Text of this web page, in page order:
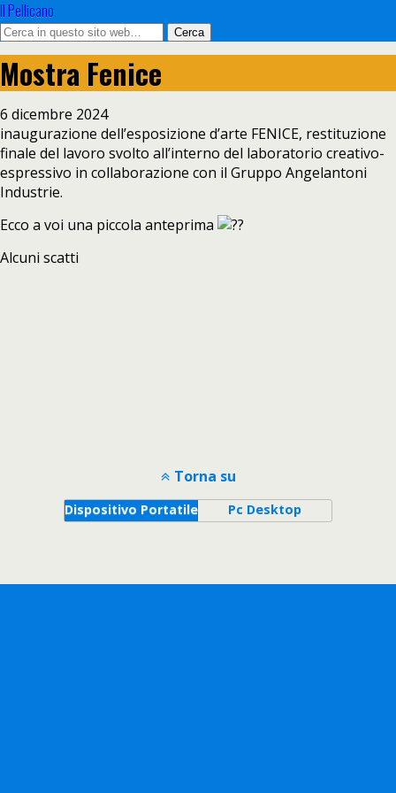
Il Pellicano
Mostra Fenice
6 dicembre 2024
inaugurazione dell’esposizione d’arte FENICE, restituzione
finale del lavoro svolto all’interno del laboratorio creativo-
espressivo in collaborazione con il Gruppo Angelantoni
Industrie.
Ecco a voi una piccola anteprima
Alcuni scatti
Torna su
Dispositivo Portatile Pc Desktop